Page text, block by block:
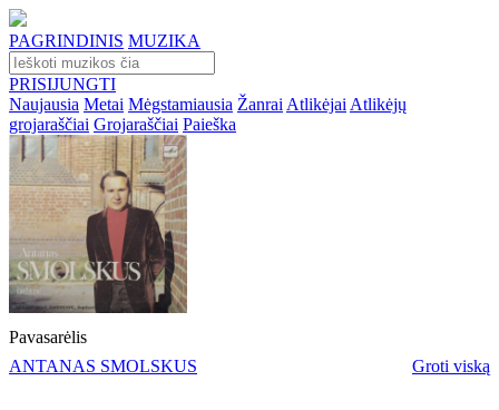
PAGRINDINIS MUZIKA
PRISIJUNGTI
Naujausia Metai Mėgstamiausia Žanrai Atlikėjai Atlikėjų
grojaraščiai Grojaraščiai Paieška
Pavasarėlis
ANTANAS SMOLSKUS
Groti viską